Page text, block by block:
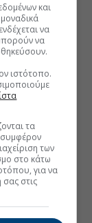
και
να
να
ιστότοπο.
τα
των
στο κάτω
για να
σας στις